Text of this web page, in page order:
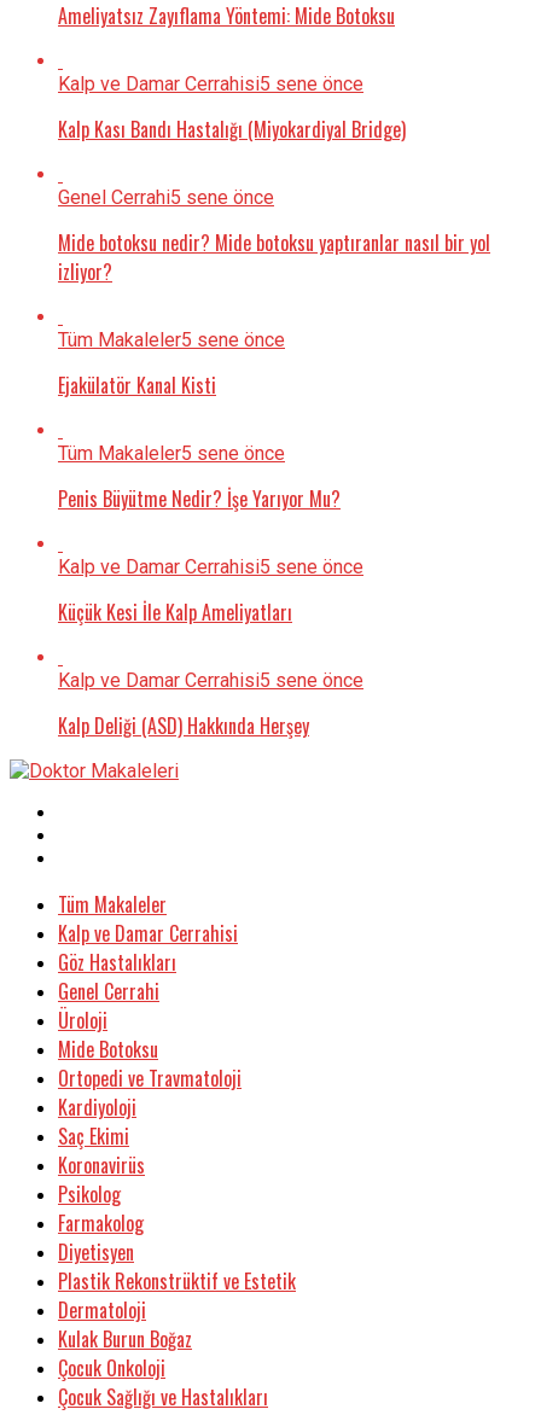
Ameliyatsız Zayıflama Yöntemi: Mide Botoksu
Kalp ve Damar Cerrahisi5 sene önce
Kalp Kası Bandı Hastalığı (Miyokardiyal Bridge)
Genel Cerrahi5 sene önce
Mide botoksu nedir? Mide botoksu yaptıranlar nasıl bir yol
izliyor?
Tüm Makaleler5 sene önce
Ejakülatör Kanal Kisti
Tüm Makaleler5 sene önce
Penis Büyütme Nedir? İşe Yarıyor Mu?
Kalp ve Damar Cerrahisi5 sene önce
Küçük Kesi İle Kalp Ameliyatları
Kalp ve Damar Cerrahisi5 sene önce
Kalp Deliği (ASD) Hakkında Herşey
Tüm Makaleler
Kalp ve Damar Cerrahisi
Göz Hastalıkları
Genel Cerrahi
Üroloji
Mide Botoksu
Ortopedi ve Travmatoloji
Kardiyoloji
Saç Ekimi
Koronavirüs
Psikolog
Farmakolog
Diyetisyen
Plastik Rekonstrüktif ve Estetik
Dermatoloji
Kulak Burun Boğaz
Çocuk Onkoloji
Çocuk Sağlığı ve Hastalıkları